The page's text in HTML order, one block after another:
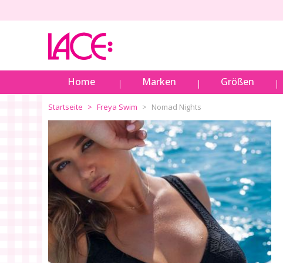
Home Marken Größen
Startseite Freya Swim Nomad Nights